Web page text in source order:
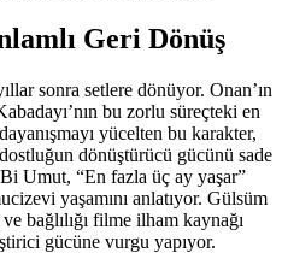
Geri Dönüş
sonra setlere dönüyor. Onan’ın
bu zorlu süreçteki en
yücelten bu karakter,
dönüştürücü gücünü sade
Umut, “En fazla üç ay yaşar”
yaşamını anlatıyor. Gülsüm
bağlılığı filme ilham kaynağı
gücüne vurgu yapıyor.